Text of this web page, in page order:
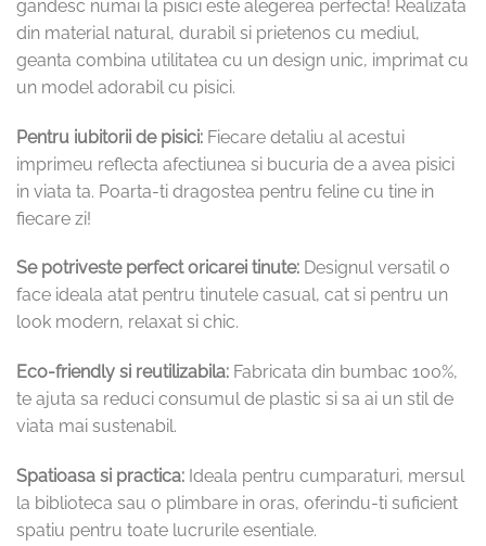
gandesc numai la pisici este alegerea perfecta! Realizata
din material natural, durabil si prietenos cu mediul,
geanta combina utilitatea cu un design unic, imprimat cu
un model adorabil cu pisici.
Pentru iubitorii de pisici: Fiecare detaliu al acestui
imprimeu reflecta afectiunea si bucuria de a avea pisici
in viata ta. Poarta-ti dragostea pentru feline cu tine in
fiecare zi!
Se potriveste perfect oricarei tinute: Designul versatil o
face ideala atat pentru tinutele casual, cat si pentru un
look modern, relaxat si chic.
Eco-friendly si reutilizabila: Fabricata din bumbac 100%,
te ajuta sa reduci consumul de plastic si sa ai un stil de
viata mai sustenabil.
Spatioasa si practica: Ideala pentru cumparaturi, mersul
la biblioteca sau o plimbare in oras, oferindu-ti suficient
spatiu pentru toate lucrurile esentiale.